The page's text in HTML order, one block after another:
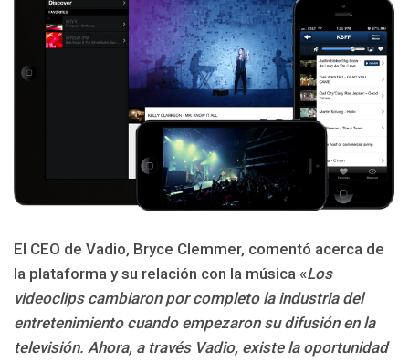
El CEO de Vadio, Bryce Clemmer, comentó acerca de
la plataforma y su relación con la música «Los
videoclips cambiaron por completo la industria del
entretenimiento cuando empezaron su difusión en la
televisión. Ahora, a través Vadio, existe la oportunidad